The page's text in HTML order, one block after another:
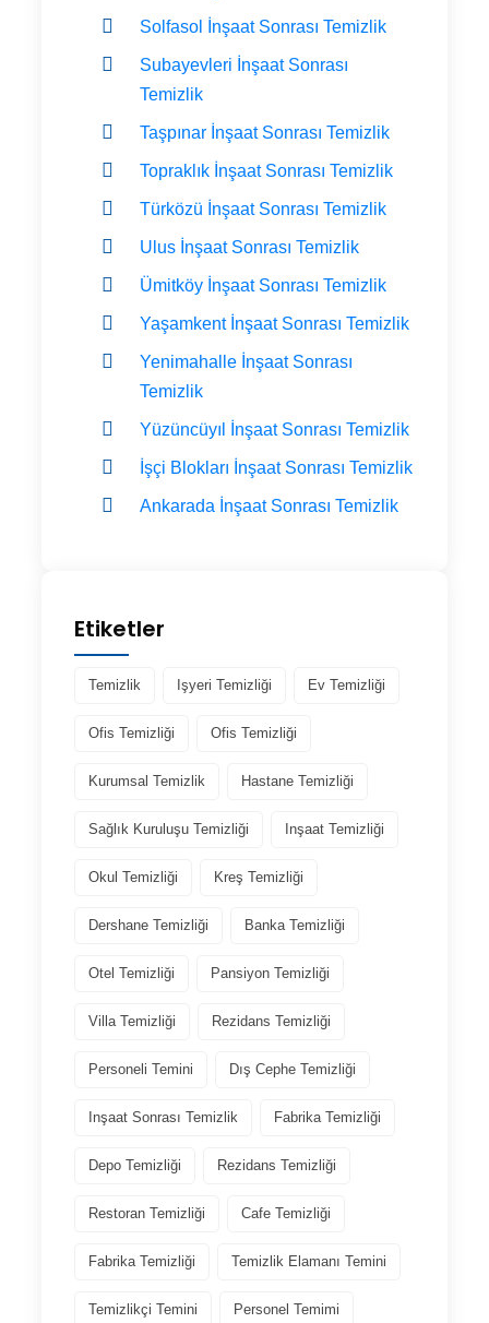
Solfasol İnşaat Sonrası Temizlik
Subayevleri İnşaat Sonrası
Temizlik
Taşpınar İnşaat Sonrası Temizlik
Topraklık İnşaat Sonrası Temizlik
Türközü İnşaat Sonrası Temizlik
Ulus İnşaat Sonrası Temizlik
Ümitköy İnşaat Sonrası Temizlik
Yaşamkent İnşaat Sonrası Temizlik
Yenimahalle İnşaat Sonrası
Temizlik
Yüzüncüyıl İnşaat Sonrası Temizlik
İşçi Blokları İnşaat Sonrası Temizlik
Ankarada İnşaat Sonrası Temizlik
Etiketler
Temizlik Işyeri Temizliği Ev Temizliği
Ofis Temizliği Ofis Temizliği
Kurumsal Temizlik Hastane Temizliği
Sağlık Kuruluşu Temizliği Inşaat Temizliği
Okul Temizliği Kreş Temizliği
Dershane Temizliği Banka Temizliği
Otel Temizliği Pansiyon Temizliği
Villa Temizliği Rezidans Temizliği
Personeli Temini Dış Cephe Temizliği
Inşaat Sonrası Temizlik Fabrika Temizliği
Depo Temizliği Rezidans Temizliği
Restoran Temizliği Cafe Temizliği
Fabrika Temizliği Temizlik Elamanı Temini
Temizlikçi Temini Personel Temimi